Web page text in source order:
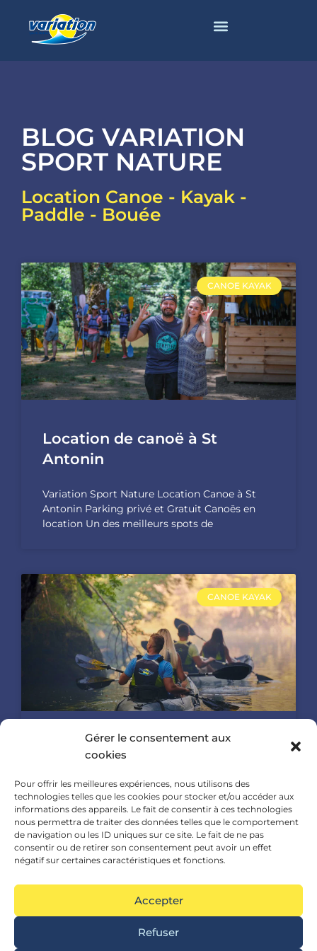
Gérer le consentement aux
cookies
Pour offrir les meilleures expériences, nous utilisons des
technologies telles que les cookies pour stocker et/ou accéder aux
informations des appareils. Le fait de consentir à ces technologies
nous permettra de traiter des données telles que le comportement
de navigation ou les ID uniques sur ce site. Le fait de ne pas
consentir ou de retirer son consentement peut avoir un effet
négatif sur certaines caractéristiques et fonctions.
Accepter
Refuser
BLOG VARIATION
SPORT NATURE
Location Canoe - Kayak -
Paddle - Bouée
CANOE KAYAK
Location de canoë à St
Antonin
Variation Sport Nature Location Canoe à St
Antonin Parking privé et Gratuit Canoës en
location Un des meilleurs spots de
CANOE KAYAK
Location de canoë Kayak
Variation Sports Nature Location Canoe –
Kayak Saint Antonin Noble Val Canoë – Kayak
Vous souhaitez faire une descente en
Variation – Location Canoë Kayak Paddle Bouée –
Saint Antonin Noble Val – 82